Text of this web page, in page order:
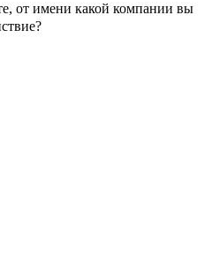
от имени какой компании вы